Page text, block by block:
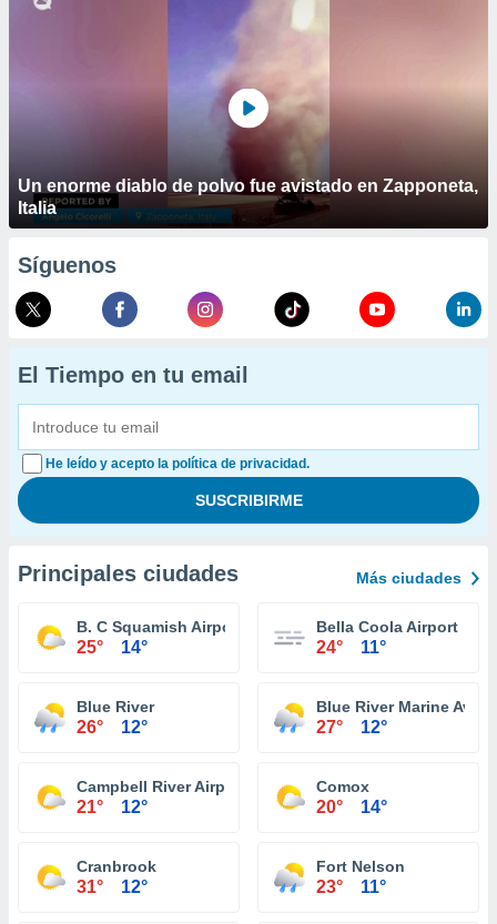
Un enorme diablo de polvo fue avistado en Zapponeta,
Italia
Síguenos
El Tiempo en tu email
He leído y acepto la política de privacidad.
Principales ciudades Más ciudades
B. C Squamish Airport
25° 14°
Bella Coola Airport
24° 11°
Blue River
26° 12°
Blue River Marine
27° 12°
Campbell River Airport
21° 12°
Comox
20° 14°
Cranbrook
31° 12°
Fort Nelson
23° 11°